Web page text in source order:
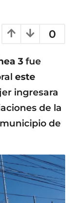
s
o
0
3 fue
este
ingresara
de la
de